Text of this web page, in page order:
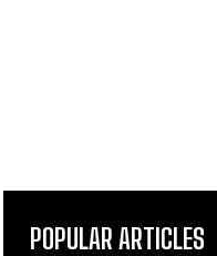
POPULAR ARTICLES